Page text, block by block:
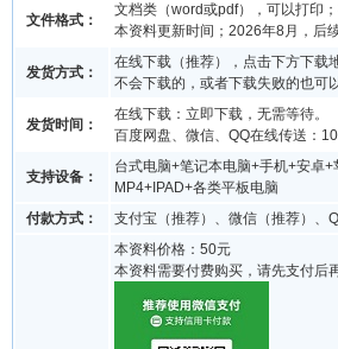
文件格式：
文档类（word或pdf），可以打印
本资料更新时间；2026年8月，后
发货方式：
在线下载（推荐），点击下方下载
不会下载的，或者下载失败的也可
发货时间：
在线下载：立即下载，无需等待。
百度网盘、微信、QQ在线传送：
支持设备：
台式电脑+笔记本电脑+手机+安卓+
MP4+IPAD+各类平板电脑
付款方式：
支付宝（推荐）、微信（推荐）、
本资料价格：50元
本资料需要付费购买，请先支付后